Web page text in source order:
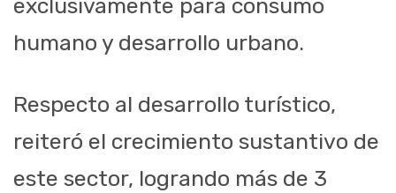
exclusivamente para consumo
humano y desarrollo urbano.
Respecto al desarrollo turístico,
reiteró el crecimiento sustantivo de
este sector, logrando más de 3